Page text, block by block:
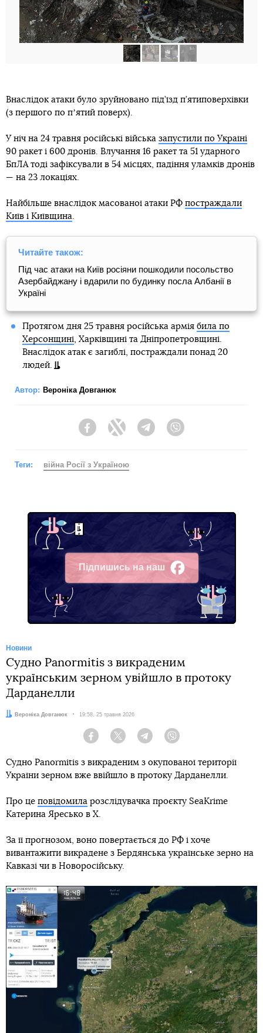
Внаслідок атаки було зруйновано під’їзд п’ятиповерхівки
(з першого по пʼятий поверх).
У ніч на 24 травня російські війська запустили по Україні
90 ракет і 600 дронів. Влучання 16 ракет та 51 ударного
БпЛА тоді зафіксували в 54 місцях, падіння уламків дронів
— на 23 локаціях.
Найбільше внаслідок масованої атаки РФ постраждали
Київ і Київщина
Читайте також:
Під час атаки на Київ росіяни пошкодили посольство
Азербайджану і вдарили по будинку посла Албанії в
Україні
Протягом дня 25 травня російська армія била по
Херсонщині , Харківщині та Дніпропетровщині.
Внаслідок атак є загиблі, постраждали понад 20
людей.
Автор: Вероніка Довганюк
FacebookTwitter Telegram
Теги: війна Росії з Україною
Підпишись на наш
Facebook
Новини
Судно Panormitis з викраденим
українським зерном увійшло в протоку
Дарданелли
Автор:Вероніка Довганюк Дата:
19:58, 25 травня 2026
Facebook Twitter Telegram
Судно Panormitis з викраденим з окупованої території
України зерном вже ввійшло в протоку Дарданелли.
Про це повідомила розслідувачка проєкту SeaKrime
Катерина Яресько в Х.
За її прогнозом, воно повертається до РФ і хоче
вивантажити викрадене з Бердянська українське зерно на
Кавказі чи в Новоросійську.